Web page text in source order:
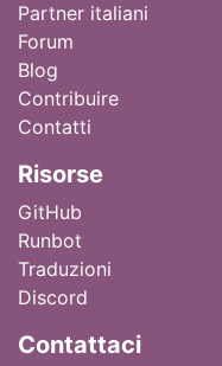
Partner italiani
Forum
Blog
Contribuire
Contatti
Risorse
GitHub
Runbot
Traduzioni
Discord
Contattaci